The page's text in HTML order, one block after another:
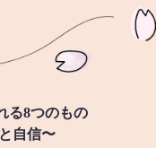
る8つのもの
自信〜